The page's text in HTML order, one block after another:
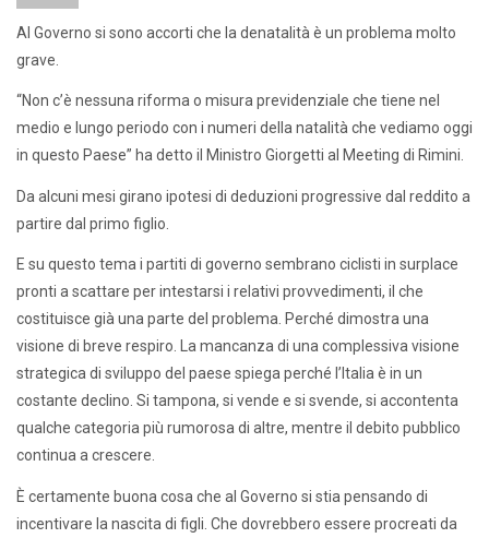
Al Governo si sono accorti che la denatalità è un problema molto
grave.
“Non c’è nessuna riforma o misura previdenziale che tiene nel
medio e lungo periodo con i numeri della natalità che vediamo oggi
in questo Paese” ha detto il Ministro Giorgetti al Meeting di Rimini.
Da alcuni mesi girano ipotesi di deduzioni progressive dal reddito a
partire dal primo figlio.
E su questo tema i partiti di governo sembrano ciclisti in surplace
pronti a scattare per intestarsi i relativi provvedimenti, il che
costituisce già una parte del problema. Perché dimostra una
visione di breve respiro. La mancanza di una complessiva visione
strategica di sviluppo del paese spiega perché l’Italia è in un
costante declino. Si tampona, si vende e si svende, si accontenta
qualche categoria più rumorosa di altre, mentre il debito pubblico
continua a crescere.
È certamente buona cosa che al Governo si stia pensando di
incentivare la nascita di figli. Che dovrebbero essere procreati da